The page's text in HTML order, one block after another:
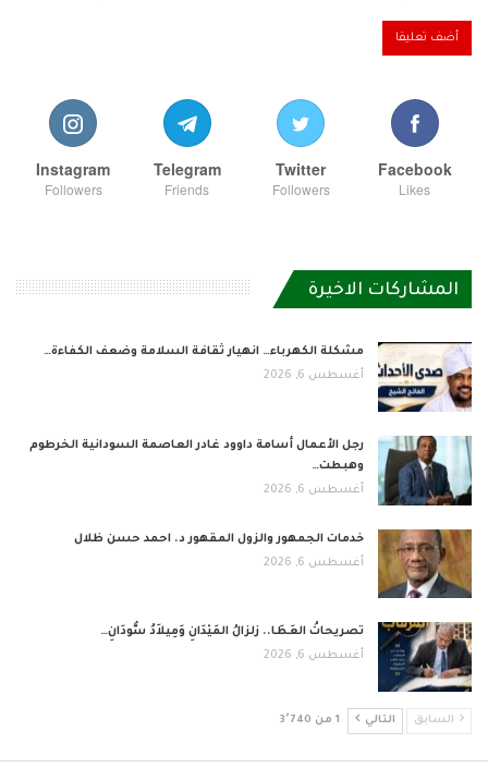
Facebook
Likes
Twitter
Followers
Telegram
Friends
Instagram
Followers
المشاركات الاخيرة
مشكلة الكهرباء… انهيار ثقافة السلامة وضعف الكفاءة…
أغسطس 6, 2026
رجل الأعمال أسامة داوود غادر العاصمة السودانية الخرطوم
وهبطت…
أغسطس 6, 2026
خدمات الجمهور والزول المقهور د. احمد حسن ظلال
أغسطس 6, 2026
تصريحاتُ العَطَا.. زلزالُ المَيْدَانِ وَمِيلاَدُ سُّودَانِ…
أغسطس 6, 2026
السابق التالي 1 من 3٬740